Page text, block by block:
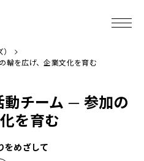
輪を広げ、企業文化を育む
チーム ─ 参加の
を育む
をめざして